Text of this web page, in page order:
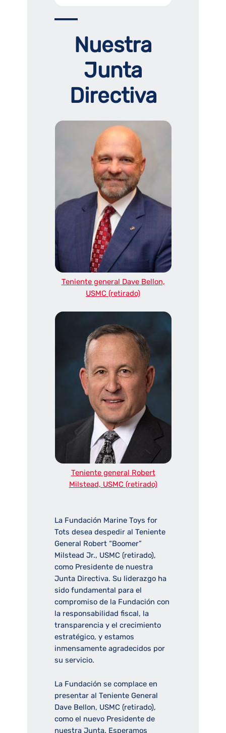
Nuestra
Junta
Directiva
Teniente general Dave Bellon,
USMC (retirado)
Teniente general Robert
Milstead, USMC (retirado)
La Fundación Marine Toys for
Tots desea despedir al Teniente
General Robert “Boomer”
Milstead Jr., USMC (retirado),
como Presidente de nuestra
Junta Directiva. Su liderazgo ha
sido fundamental para el
compromiso de la Fundación con
la responsabilidad fiscal, la
transparencia y el crecimiento
estratégico, y estamos
inmensamente agradecidos por
su servicio.
La Fundación se complace en
presentar al Teniente General
Dave Bellon, USMC (retirado),
como el nuevo Presidente de
nuestra Junta. Esperamos